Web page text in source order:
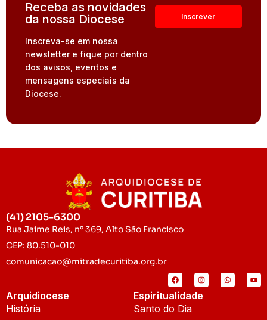
Receba as novidades
da nossa Diocese
Inscreva-se em nossa
newsletter e fique por dentro
dos avisos, eventos e
mensagens especiais da
Diocese.
(41) 2105-6300
Rua Jaime Reis, nº 369, Alto São Francisco
CEP: 80.510-010
comunicacao@mitradecuritiba.org.br
Arquidiocese
História
Espiritualidade
Santo do Dia